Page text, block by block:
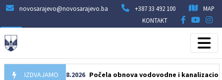
novosarajevo@novosarajevo.ba +387 33 492 100
MAP
KONTAKT
IZDVAJAMO
05.08.2026 Počela obnova vodovodne i kanalizacione